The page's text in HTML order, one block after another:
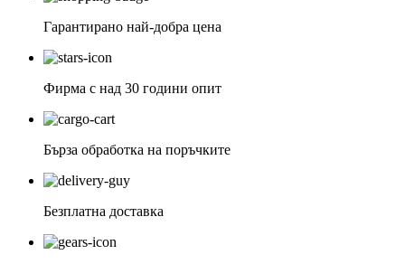
Гарантирано най-добра цена
Фирма с над 30 години опит
Бърза обработка на поръчките
Безплатна доставка